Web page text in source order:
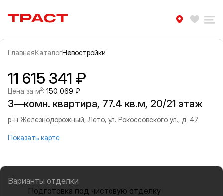
Траст | Служба недвижимости
ГлавнаяКаталогНовостройки
Информация об объекте
Галерея
11 615 341 ₽
Цена за м2: 150 069 ₽
3—комн. квартира, 77.4 кв.м, 20/21 этаж
р-н Железнодорожный, Лето, ул. Рокоссовского ул., д. 47
Показать карте
Варианты отделки
Подготовка под чистовую отделку